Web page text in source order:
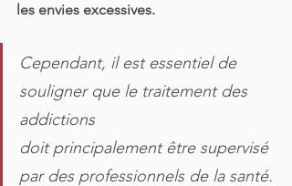
les envies excessives.
Cependant, il est essentiel de
souligner que le traitement des
addictions
doit principalement être supervisé
par des professionnels de la santé.